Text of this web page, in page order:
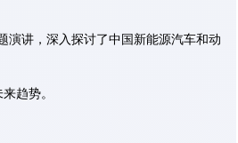
演讲，深入探讨了中国新能源汽车和动
趋势。